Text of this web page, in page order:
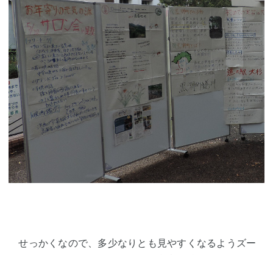
せっかくなので、多少なりとも見やすくなるようズー